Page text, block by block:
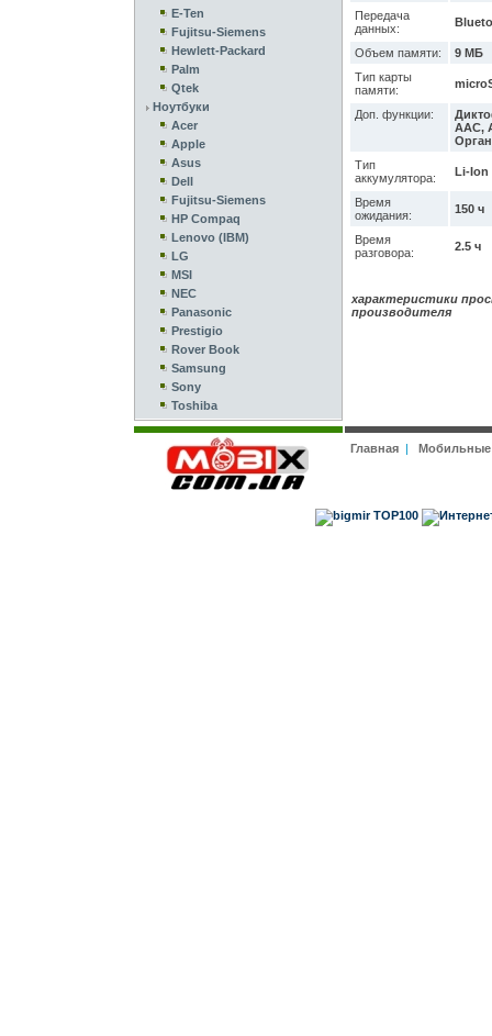
E-Ten
Fujitsu-Siemens
Hewlett-Packard
Palm
Qtek
Ноутбуки
Acer
Apple
Asus
Dell
Fujitsu-Siemens
HP Compaq
Lenovo (IBM)
LG
MSI
NEC
Panasonic
Prestigio
Rover Book
Samsung
Sony
Toshiba
Передача
данных:
Объем памяти:
9 МБ
Тип карты
памяти:
Доп. функции:
AAC,
Тип
аккумулятора:
Li-Ion
Время
ожидания:
150 ч
Время
разговора:
2.5 ч
характеристики
производителя
Главная|